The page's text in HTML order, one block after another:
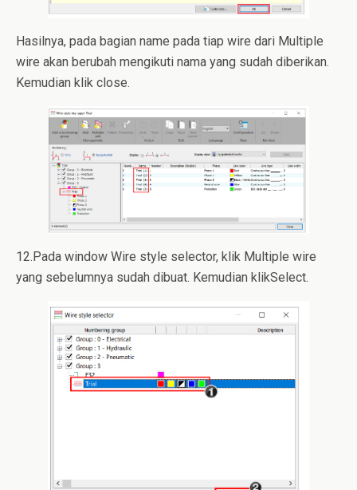
Hasilnya, pada bagian name pada tiap wire dari Multiple
wire akan berubah mengikuti nama yang sudah diberikan.
Kemudian klik close.
12.Pada window Wire style selector, klik Multiple wire
yang sebelumnya sudah dibuat. Kemudian klikSelect.